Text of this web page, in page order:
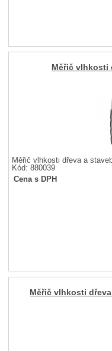
Měřič vlhkosti
Měřič vlhkosti dřeva a
Kód: 880039
Cena s DPH
Měřič vlhkosti